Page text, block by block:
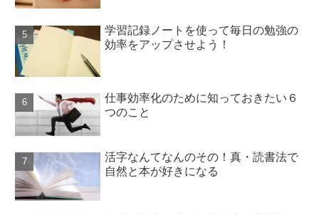
学習記録ノートを使って毎日の勉強の
効率をアップさせよう！
仕事効率化のために知っておきたい６
つのこと
活字なんてなんのその！真・読書法で
自然と本が好きになる